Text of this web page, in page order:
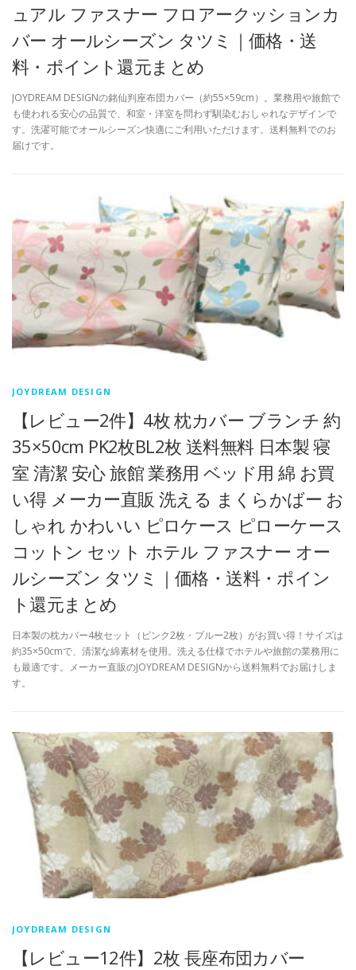
ュアル ファスナー フロアークッションカ
バー オールシーズン タツミ｜価格・送
料・ポイント還元まとめ
JOYDREAM DESIGNの銘仙判座布団カバー（約55×59cm）。業務用や旅館で
も使われる安心の品質で、和室・洋室を問わず馴染むおしゃれなデザインで
す。洗濯可能でオールシーズン快適にご利用いただけます。送料無料でのお
届けです。
JOYDREAM DESIGN
【レビュー2件】4枚 枕カバー ブランチ 約
35×50cm PK2枚BL2枚 送料無料 日本製 寝
室 清潔 安心 旅館 業務用 ベッド用 綿 お買
い得 メーカー直販 洗える まくらかばー お
しゃれ かわいい ピロケース ピローケース
コットン セット ホテル ファスナー オー
ルシーズン タツミ｜価格・送料・ポイン
ト還元まとめ
日本製の枕カバー4枚セット（ピンク2枚・ブルー2枚）がお買い得！サイズは
約35×50cmで、清潔な綿素材を使用。洗える仕様でホテルや旅館の業務用に
も最適です。メーカー直販のJOYDREAM DESIGNから送料無料でお届けしま
す。
JOYDREAM DESIGN
【レビュー12件】2枚 長座布団カバー